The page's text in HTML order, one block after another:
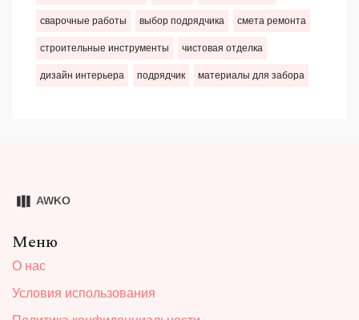
сварочные работы выбор подрядчика смета ремонта
строительные инструменты чистовая отделка
дизайн интерьера подрядчик материалы для забора
Меню
О нас
Условия использования